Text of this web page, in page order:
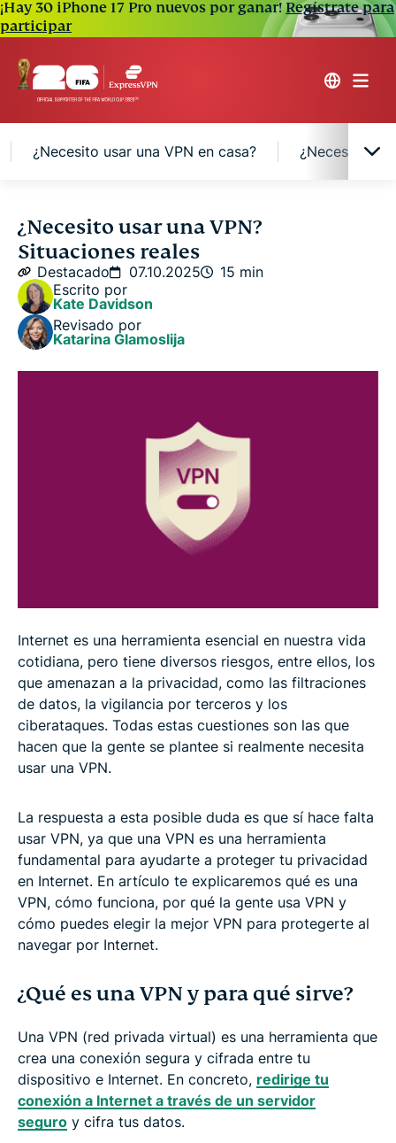
¡Hay 30 iPhone 17 Pro nuevos por ganar!Regístrate para
participar
¿Necesito usar una VPN en casa? ¿Necesito
¿Qué es una VPN y para qué sirve?
¿Es necesario usar una VPN?
Razones por las que la gente utiliza una VPN
¿Necesito usar una VPN en casa?
¿Necesito usar una VPN en todos mis
Cómo elegir la VPN adecuada
Preguntas frecuentes sobre usar VPN
¿Necesito usar una VPN?
Situaciones reales
Destacado 07.10.2025
15 min
Escrito por
Kate Davidson
Revisado por
Katarina Glamoslija
Internet es una herramienta esencial en nuestra vida
cotidiana, pero tiene diversos riesgos, entre ellos, los
que amenazan a la privacidad, como las filtraciones
de datos, la vigilancia por terceros y los
ciberataques. Todas estas cuestiones son las que
hacen que la gente se plantee si realmente necesita
usar una VPN.
La respuesta a esta posible duda es que sí hace falta
usar VPN, ya que una VPN es una herramienta
fundamental para ayudarte a proteger tu privacidad
en Internet. En artículo te explicaremos qué es una
VPN, cómo funciona, por qué la gente usa VPN y
cómo puedes elegir la mejor VPN para protegerte al
navegar por Internet.
¿Qué es una VPN y para qué sirve?
Una VPN (red privada virtual) es una herramienta que
crea una conexión segura y cifrada entre tu
dispositivo e Internet. En concreto, redirige tu
conexión a Internet a través de un servidor
seguro y cifra tus datos.